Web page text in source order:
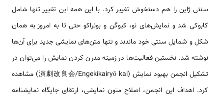
سنتی ژاپن را هم دستخوش تغییر کرد. با این همه این تغییر تنها شامل
کابوکی شد و نمایش‌های نو، کیوگن و بونراکو حتی تا به امروز به همان
شکل و شمایل سنتی خود ماندند و تنها متن‌های نمایشی جدید برای آن‌ها
نوشته شد. نخستین فعالیت‌ها در زمینه مدرن کردن نمایش را می‌توان در
تشکیل انجمن بهبود نمایش (演劇改良会/Engekikairyō kai) مشاهده
کرد. اهداف این انجمن، اصلاح متون نمایشی، ارتقای جایگاه نمایشنامه